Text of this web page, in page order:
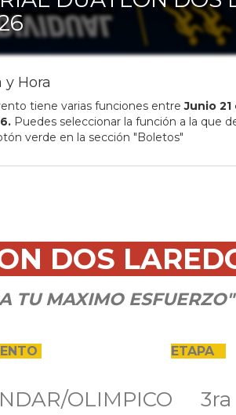
y Hora
tiene varias funciones entreJunio 21
.Puedes seleccionar la función a la que
verde en la sección "Boletos"
DOS
TU MAXIMO ESFUERZO"
ETAPA
OLIMPICO